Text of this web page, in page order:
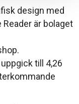
design med
Reader är bolaget
till 4,26